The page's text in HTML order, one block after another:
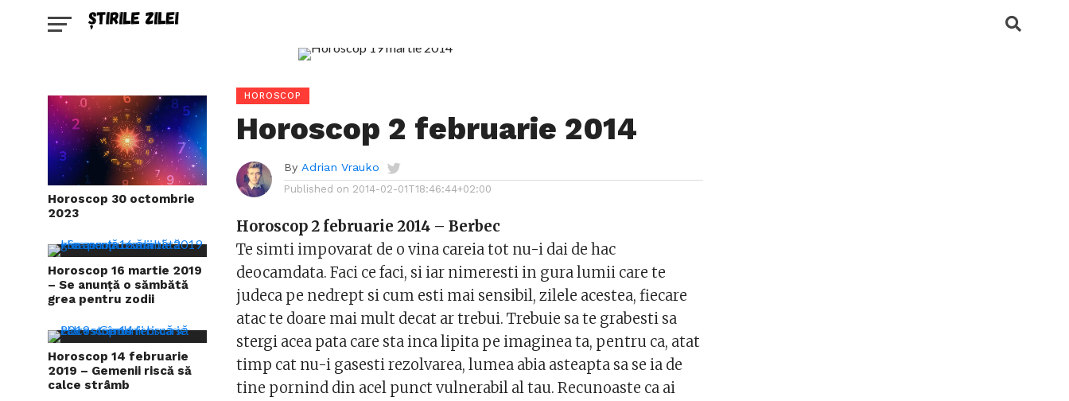
Horoscop 30 octombrie
2023
Horoscop 16 martie 2019
– Se anunță o sămbătă
grea pentru zodii
Horoscop 14 februarie
2019 – Gemenii riscă să
calce strâmb
HOROSCOP
Horoscop 2 februarie 2014
By Adrian Vrauko
Published on 2014-02-01T18:46:44+02:00
Horoscop 2 februarie 2014 – Berbec
Te simti impovarat de o vina careia tot nu-i dai de hac
deocamdata. Faci ce faci, si iar nimeresti in gura lumii care te
judeca pe nedrept si cum esti mai sensibil, zilele acestea, fiecare
atac te doare mai mult decat ar trebui. Trebuie sa te grabesti sa
stergi acea pata care sta inca lipita pe imaginea ta, pentru ca, atat
timp cat nu-i gasesti rezolvarea, lumea abia asteapta sa se ia de
tine pornind din acel punct vulnerabil al tau. Recunoaste ca ai